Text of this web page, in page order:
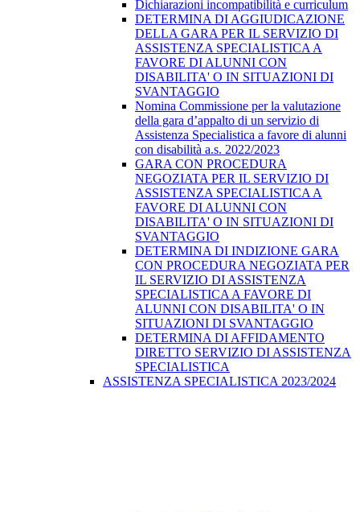
Dichiarazioni incompatibilità e curriculum
DETERMINA DI AGGIUDICAZIONE
DELLA GARA PER IL SERVIZIO DI
ASSISTENZA SPECIALISTICA A
FAVORE DI ALUNNI CON
DISABILITA' O IN SITUAZIONI DI
SVANTAGGIO
Nomina Commissione per la valutazione
della gara d’appalto di un servizio di
Assistenza Specialistica a favore di alunni
con disabilità a.s. 2022/2023
GARA CON PROCEDURA
NEGOZIATA PER IL SERVIZIO DI
ASSISTENZA SPECIALISTICA A
FAVORE DI ALUNNI CON
DISABILITA' O IN SITUAZIONI DI
SVANTAGGIO
DETERMINA DI INDIZIONE GARA
CON PROCEDURA NEGOZIATA PER
IL SERVIZIO DI ASSISTENZA
SPECIALISTICA A FAVORE DI
ALUNNI CON DISABILITA' O IN
SITUAZIONI DI SVANTAGGIO
DETERMINA DI AFFIDAMENTO
DIRETTO SERVIZIO DI ASSISTENZA
SPECIALISTICA
ASSISTENZA SPECIALISTICA 2023/2024